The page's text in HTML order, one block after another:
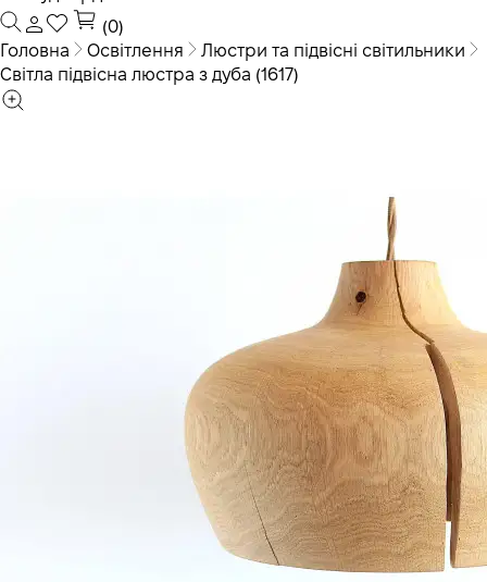
(0)
Головна
Освітлення
Люстри та підвісні світильники
Світла підвісна люстра з дуба (1617)